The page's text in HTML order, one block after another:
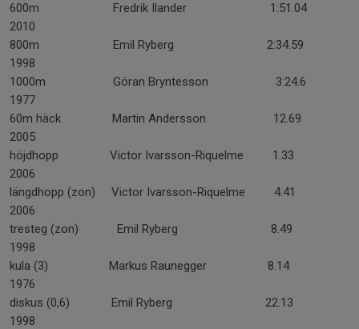
600m Fredrik Ilander 1:51.04
2010
800m Emil Ryberg 2:34.59
1998
1000m Göran Bryntesson 3:24.6
1977
60m häck Martin Andersson 12.69
2005
höjdhopp Victor Ivarsson-Riquelme 1.33
2006
längdhopp (zon) Victor Ivarsson-Riquelme 4.41
2006
tresteg (zon) Emil Ryberg 8.49
1998
kula (3) Markus Raunegger 8.14
1976
diskus (0,6) Emil Ryberg 22.13
1998